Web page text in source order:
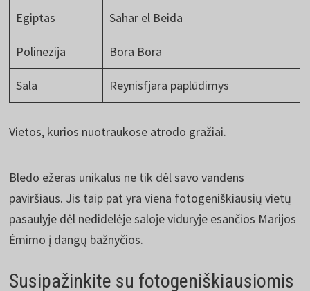
Egiptas Sahar el Beida
Polinezija Bora Bora
Sala Reynisfjara paplūdimys
Vietos, kurios nuotraukose atrodo gražiai.
Bledo ežeras unikalus ne tik dėl savo vandens
paviršiaus. Jis taip pat yra viena fotogeniškiausių vietų
pasaulyje dėl nedidelėje saloje viduryje esančios Marijos
Ėmimo į dangų bažnyčios.
Susipažinkite su fotogeniškiausiomis